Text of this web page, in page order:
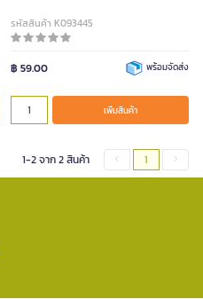
รหัสสินค้า K093445
฿ 59.00 พร้อมจัดส่ง
เพิ่มสินค้า
1-2 จาก 2 สินค้า 1